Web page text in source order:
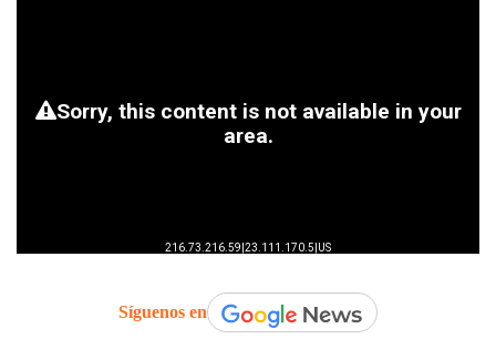
Síguenos en